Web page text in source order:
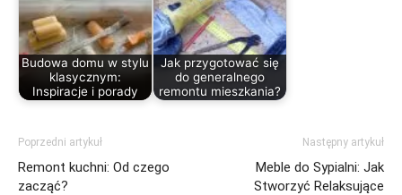
Budowa domu w stylu
klasycznym:
Inspiracje i porady
Jak przygotować się
do generalnego
remontu mieszkania?
Poprzedni artykuł
Remont kuchni: Od czego
zacząć?
Następny artykuł
Meble do Sypialni: Jak
Stworzyć Relaksujące